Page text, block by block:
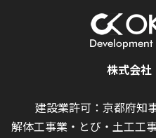
株式会
建設業許可：京都府知
解体工事業・とび・土工工